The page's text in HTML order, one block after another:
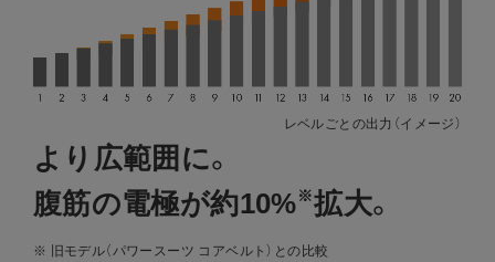
Powersuit
Core Belt
3箇所
腹筋・脇腹・背筋下部
レベルごとの出力（イメージ）
より広範囲に。
腹筋の電極が約10%※拡大。
※ 旧モデル（パワースーツ コアベルト）との比較